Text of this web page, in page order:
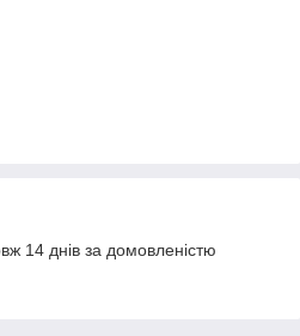
14 днів за домовленістю